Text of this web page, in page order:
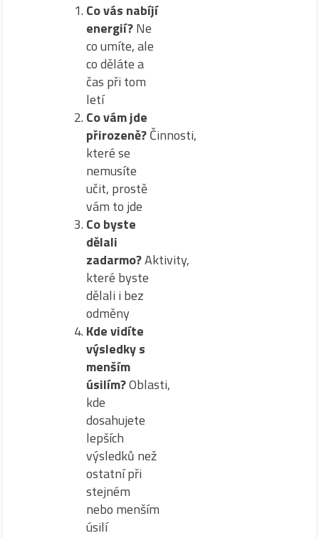
Co vás nabíjí
energií?Ne
co umíte, ale
co děláte a
čas při tom
letí
Co vám jde
přirozeně?Činnosti,
které se
nemusíte
učit, prostě
vám to jde
Co byste
dělali
zadarmo?Aktivity,
které byste
dělali i bez
odměny
Kde vidíte
výsledky s
menším
úsilím?Oblasti,
kde
dosahujete
lepších
výsledků než
ostatní při
stejném
nebo menším
úsilí